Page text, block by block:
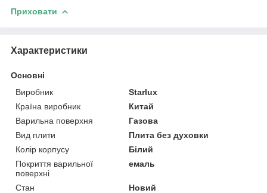
Приховати
Характеристики
Основні
Виробник
Starlux
Країна виробник
Китай
Варильна поверхня
Газова
Вид плити
Плита без духовки
Колір корпусу
Білий
Покриття варильної
поверхні
емаль
Стан Новий